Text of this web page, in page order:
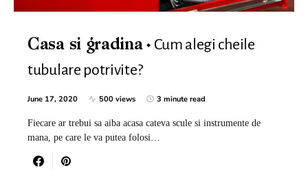
Casa si gradina
Cum alegi cheile
tubulare potrivite?
June 17, 2020 500 views 3 minute read
Fiecare ar trebui sa aiba acasa cateva scule si instrumente de
mana, pe care le va putea folosi…